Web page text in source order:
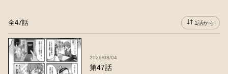
全47話 1話から
2026/08/04
第47話